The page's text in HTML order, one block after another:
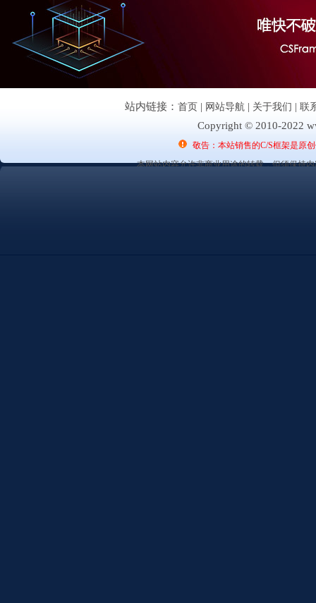
站内链接： 首页 | 网站导航 | 关于我们 | 联
Copyright © 2010-2022
敬告：本站销售的C/S框架是原
本网站内容允许非商业用途的转载，但须保持